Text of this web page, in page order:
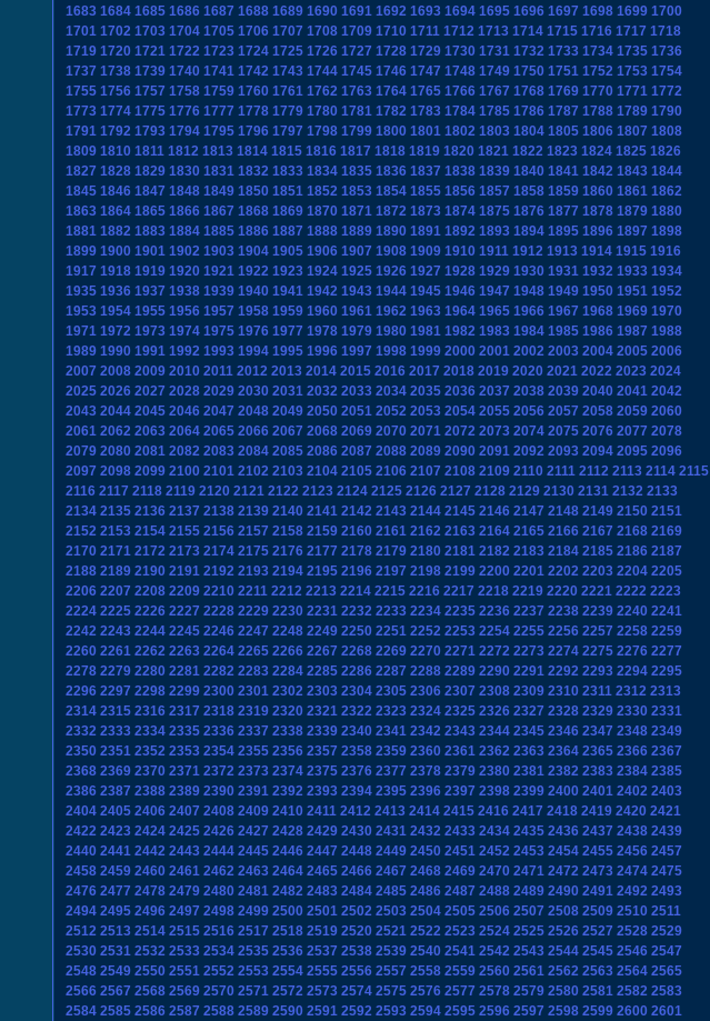
1683 1684 1685 1686 1687 1688 1689 1690 1691 1692 1693 1694 1695 1696 1697 1698 1699 1700
1701 1702 1703 1704 1705 1706 1707 1708 1709 1710 1711 1712 1713 1714 1715 1716 1717 1718
1719 1720 1721 1722 1723 1724 1725 1726 1727 1728 1729 1730 1731 1732 1733 1734 1735 1736
1737 1738 1739 1740 1741 1742 1743 1744 1745 1746 1747 1748 1749 1750 1751 1752 1753 1754
1755 1756 1757 1758 1759 1760 1761 1762 1763 1764 1765 1766 1767 1768 1769 1770 1771 1772
1773 1774 1775 1776 1777 1778 1779 1780 1781 1782 1783 1784 1785 1786 1787 1788 1789 1790
1791 1792 1793 1794 1795 1796 1797 1798 1799 1800 1801 1802 1803 1804 1805 1806 1807 1808
1809 1810 1811 1812 1813 1814 1815 1816 1817 1818 1819 1820 1821 1822 1823 1824 1825 1826
1827 1828 1829 1830 1831 1832 1833 1834 1835 1836 1837 1838 1839 1840 1841 1842 1843 1844
1845 1846 1847 1848 1849 1850 1851 1852 1853 1854 1855 1856 1857 1858 1859 1860 1861 1862
1863 1864 1865 1866 1867 1868 1869 1870 1871 1872 1873 1874 1875 1876 1877 1878 1879 1880
1881 1882 1883 1884 1885 1886 1887 1888 1889 1890 1891 1892 1893 1894 1895 1896 1897 1898
1899 1900 1901 1902 1903 1904 1905 1906 1907 1908 1909 1910 1911 1912 1913 1914 1915 1916
1917 1918 1919 1920 1921 1922 1923 1924 1925 1926 1927 1928 1929 1930 1931 1932 1933 1934
1935 1936 1937 1938 1939 1940 1941 1942 1943 1944 1945 1946 1947 1948 1949 1950 1951 1952
1953 1954 1955 1956 1957 1958 1959 1960 1961 1962 1963 1964 1965 1966 1967 1968 1969 1970
1971 1972 1973 1974 1975 1976 1977 1978 1979 1980 1981 1982 1983 1984 1985 1986 1987 1988
1989 1990 1991 1992 1993 1994 1995 1996 1997 1998 1999 2000 2001 2002 2003 2004 2005 2006
2007 2008 2009 2010 2011 2012 2013 2014 2015 2016 2017 2018 2019 2020 2021 2022 2023 2024
2025 2026 2027 2028 2029 2030 2031 2032 2033 2034 2035 2036 2037 2038 2039 2040 2041 2042
2043 2044 2045 2046 2047 2048 2049 2050 2051 2052 2053 2054 2055 2056 2057 2058 2059 2060
2061 2062 2063 2064 2065 2066 2067 2068 2069 2070 2071 2072 2073 2074 2075 2076 2077 2078
2079 2080 2081 2082 2083 2084 2085 2086 2087 2088 2089 2090 2091 2092 2093 2094 2095 2096
2097 2098 2099 2100 2101 2102 2103 2104 2105 2106 2107 2108 2109 2110 2111 2112 2113 2114 2115
2116 2117 2118 2119 2120 2121 2122 2123 2124 2125 2126 2127 2128 2129 2130 2131 2132 2133
2134 2135 2136 2137 2138 2139 2140 2141 2142 2143 2144 2145 2146 2147 2148 2149 2150 2151
2152 2153 2154 2155 2156 2157 2158 2159 2160 2161 2162 2163 2164 2165 2166 2167 2168 2169
2170 2171 2172 2173 2174 2175 2176 2177 2178 2179 2180 2181 2182 2183 2184 2185 2186 2187
2188 2189 2190 2191 2192 2193 2194 2195 2196 2197 2198 2199 2200 2201 2202 2203 2204 2205
2206 2207 2208 2209 2210 2211 2212 2213 2214 2215 2216 2217 2218 2219 2220 2221 2222 2223
2224 2225 2226 2227 2228 2229 2230 2231 2232 2233 2234 2235 2236 2237 2238 2239 2240 2241
2242 2243 2244 2245 2246 2247 2248 2249 2250 2251 2252 2253 2254 2255 2256 2257 2258 2259
2260 2261 2262 2263 2264 2265 2266 2267 2268 2269 2270 2271 2272 2273 2274 2275 2276 2277
2278 2279 2280 2281 2282 2283 2284 2285 2286 2287 2288 2289 2290 2291 2292 2293 2294 2295
2296 2297 2298 2299 2300 2301 2302 2303 2304 2305 2306 2307 2308 2309 2310 2311 2312 2313
2314 2315 2316 2317 2318 2319 2320 2321 2322 2323 2324 2325 2326 2327 2328 2329 2330 2331
2332 2333 2334 2335 2336 2337 2338 2339 2340 2341 2342 2343 2344 2345 2346 2347 2348 2349
2350 2351 2352 2353 2354 2355 2356 2357 2358 2359 2360 2361 2362 2363 2364 2365 2366 2367
2368 2369 2370 2371 2372 2373 2374 2375 2376 2377 2378 2379 2380 2381 2382 2383 2384 2385
2386 2387 2388 2389 2390 2391 2392 2393 2394 2395 2396 2397 2398 2399 2400 2401 2402 2403
2404 2405 2406 2407 2408 2409 2410 2411 2412 2413 2414 2415 2416 2417 2418 2419 2420 2421
2422 2423 2424 2425 2426 2427 2428 2429 2430 2431 2432 2433 2434 2435 2436 2437 2438 2439
2440 2441 2442 2443 2444 2445 2446 2447 2448 2449 2450 2451 2452 2453 2454 2455 2456 2457
2458 2459 2460 2461 2462 2463 2464 2465 2466 2467 2468 2469 2470 2471 2472 2473 2474 2475
2476 2477 2478 2479 2480 2481 2482 2483 2484 2485 2486 2487 2488 2489 2490 2491 2492 2493
2494 2495 2496 2497 2498 2499 2500 2501 2502 2503 2504 2505 2506 2507 2508 2509 2510 2511
2512 2513 2514 2515 2516 2517 2518 2519 2520 2521 2522 2523 2524 2525 2526 2527 2528 2529
2530 2531 2532 2533 2534 2535 2536 2537 2538 2539 2540 2541 2542 2543 2544 2545 2546 2547
2548 2549 2550 2551 2552 2553 2554 2555 2556 2557 2558 2559 2560 2561 2562 2563 2564 2565
2566 2567 2568 2569 2570 2571 2572 2573 2574 2575 2576 2577 2578 2579 2580 2581 2582 2583
2584 2585 2586 2587 2588 2589 2590 2591 2592 2593 2594 2595 2596 2597 2598 2599 2600 2601